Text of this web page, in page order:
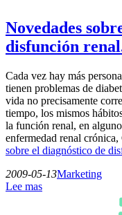
Novedades
disfunción
Cada vez hay más
tienen problemas de
vida no precisamente
tiempo, los mismos
la función renal, en
enfermedad renal
sobre el diagnóstico de
2009-05-13Marketing
Lee mas